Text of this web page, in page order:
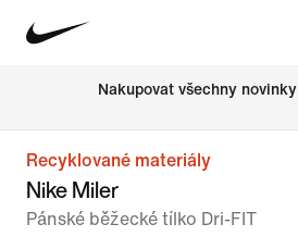
Nakupovat všechny novinky
Recyklované materiály
Nike Miler
Pánské běžecké tílko Dri-FIT